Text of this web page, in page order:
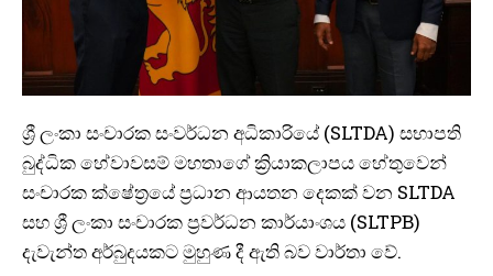
ශ්‍රී ලංකා සංචාරක සංවර්ධන අධිකාරියේ (SLTDA) සභාපති
බුද්ධික හේවාවසම් මහතාගේ ක්‍රියාකලාපය හේතුවෙන්
සංචාරක ක්ෂේත්‍රයේ ප්‍රධාන ආයතන දෙකක් වන SLTDA
සහ ශ්‍රී ලංකා සංචාරක ප්‍රවර්ධන කාර්යාංශය (SLTPB)
දැවැන්ත අර්බුදයකට මුහුණ දී ඇති බව වාර්තා වේ.